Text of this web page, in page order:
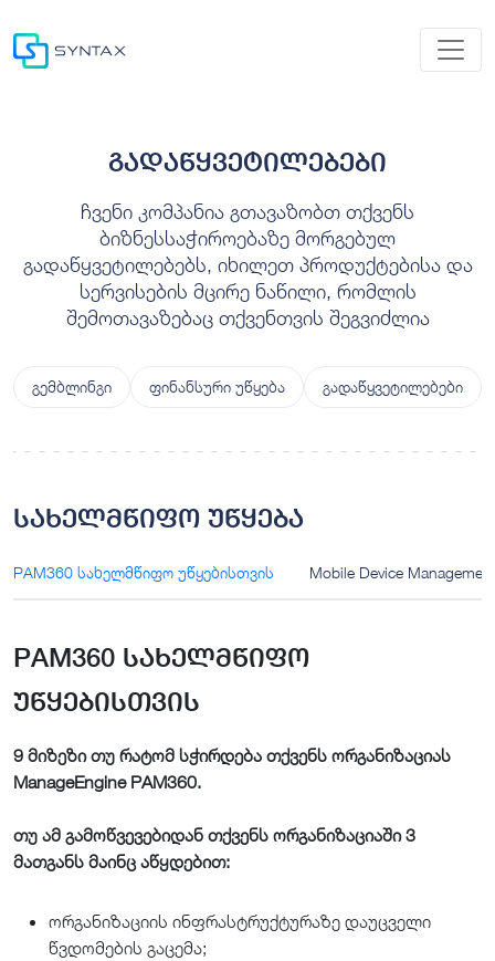
გადაწყვეტილებები
ჩვენი კომპანია გთავაზობთ თქვენს
ბიზნესსაჭიროებაზე მორგებულ
გადაწყვეტილებებს, იხილეთ პროდუქტებისა და
სერვისების მცირე ნაწილი, რომლის
შემოთავაზებაც თქვენთვის შეგვიძლია
გემბლინგი ფინანსური უწყება გადაწყვეტილებები
სახელმწიფო უწყება
PAM360 სახელმწიფო უწყებისთვის Mobile Device
PAM360 სახელმწიფო
უწყებისთვის
9 მიზეზი თუ რატომ სჭირდება თქვენს ორგანიზაციას
ManageEngine PAM360.
თუ ამ გამოწვევებიდან თქვენს ორგანიზაციაში 3
მათგანს მაინც აწყდებით:
ორგანიზაციის ინფრასტრუქტურაზე დაუცველი
წვდომების გაცემა;